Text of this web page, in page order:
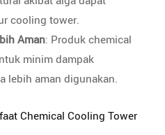
cooling tower.
Aman: Produk chemical
minim dampak
lebih aman digunakan.
Chemical Cooling Tower